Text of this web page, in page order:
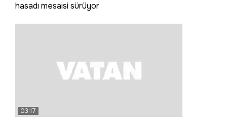
hasadı mesaisi sürüyor
03:17